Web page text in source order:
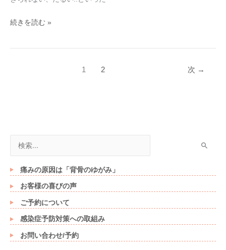
索
対
痛みの原因は「背骨のゆがみ」
お客様の喜びの声
ご予約について
感染症予防対策への取組み
お問い合わせ/予約
を
続きを読む »
1 2 次 →